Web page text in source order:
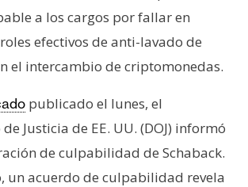
a los cargos por fallar en
efectivos de anti-lavado de
el intercambio de criptomonedas.
publicado el lunes, el
Justicia de EE. UU. (DOJ) informó
de culpabilidad de Schaback.
un acuerdo de culpabilidad revela